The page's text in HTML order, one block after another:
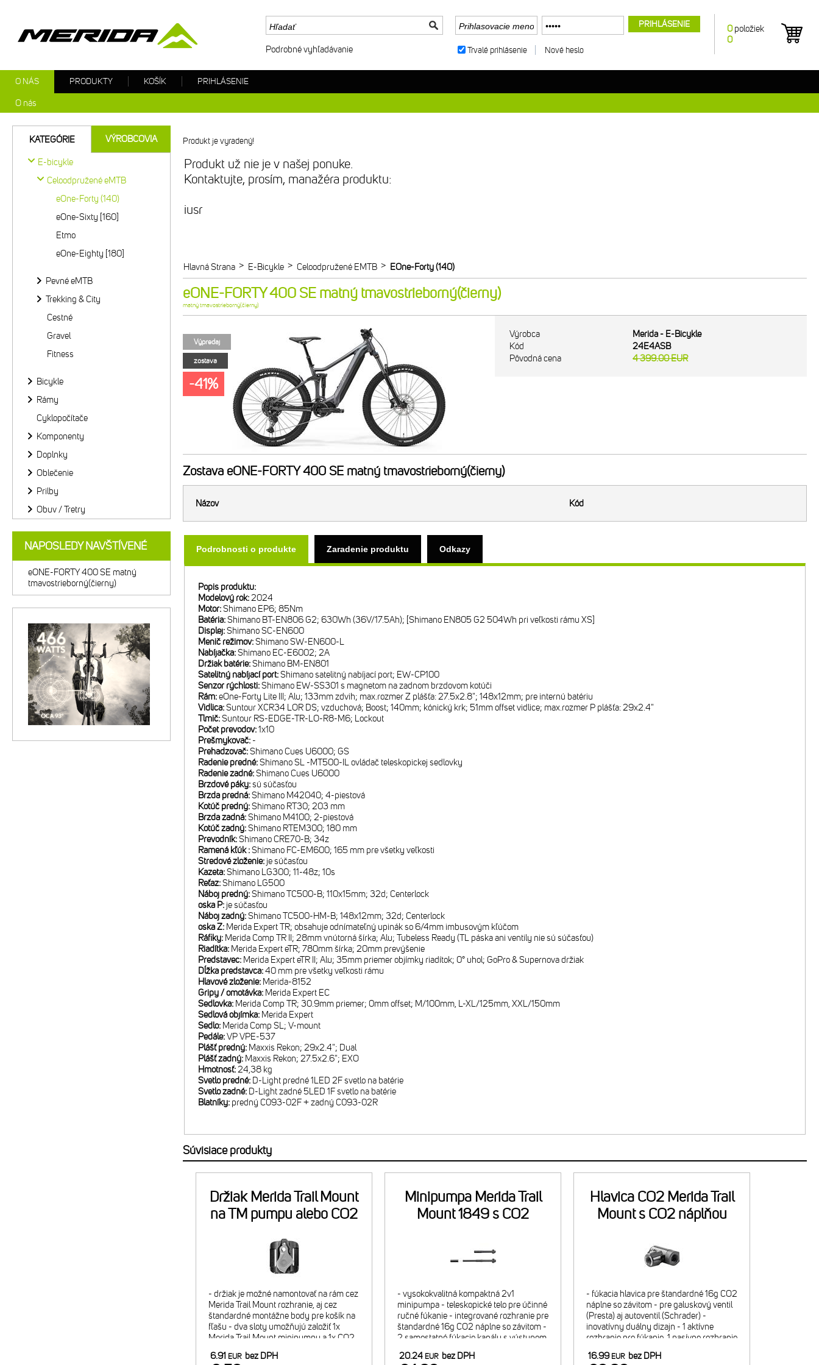
Produkt je vyradený!
Produkt už nie je v našej ponuke.
Kontaktujte, prosím, manažéra produktu:
iusr
Hlavná Strana > E-Bicykle > Celoodpružené EMTB > EOne-Forty (140)
eONE-FORTY 400 SE matný tmavostrieborný(čierny)
matný tmavostrieborný(čierny)
Výpredaj
zostava
-41%
Výrobca
Merida - E-Bicykle
Kód
24E4ASB
Pôvodná cena
4 399.00EUR
Zostava eONE-FORTY 400 SE matný tmavostrieborný(čierny)
Názov Kód
Podrobnosti o produkte Zaradenie produktu Odkazy
Popis produktu:
Modelový rok:2024
Motor:Shimano EP6; 85Nm
Batéria:Shimano BT-EN806 G2; 630Wh (36V/17.5Ah); [Shimano EN805 G2 504Wh pri veľkosti rámu XS]
Displej:Shimano SC-EN600
Menič režimov:Shimano SW-EN600-L
Nabíjačka:Shimano EC-E6002; 2A
Držiak batérie:Shimano BM-EN801
Satelitný nabíjací port:Shimano satelitný nabíjací port; EW-CP100
Senzor rýchlosti:Shimano EW-SS301 s magnetom na zadnom brzdovom kotúči
Rám:eOne-Forty Lite III; Alu; 133mm zdvih; max.rozmer Z plášťa: 27.5x2.8"; 148x12mm; pre internú batériu
Vidlica:Suntour XCR34 LOR DS; vzduchová; Boost; 140mm; kónický krk; 51mm offset vidlice; max.rozmer P plášťa: 29x2.4"
Tlmič:Suntour RS-EDGE-TR-LO-R8-M6; Lockout
Počet prevodov:1x10
Prešmykovač: -
Prehadzovač:Shimano Cues U6000; GS
Radenie predné:Shimano SL -MT500-IL ovládač teleskopickej sedlovky
Radenie zadné:Shimano Cues U6000
Brzdové páky:sú súčasťou
Brzda predná:Shimano M42040; 4-piestová
Kotúč predný:Shimano RT30; 203 mm
Brzda zadná:Shimano M4100; 2-piestová
Kotúč zadný:Shimano RTEM300; 180 mm
Prevodník:Shimano CRE70-B; 34z
Ramená kľúk :Shimano FC-EM600; 165 mm pre všetky veľkosti
Stredové zloženie: je súčasťou
Kazeta:Shimano LG300; 11-48z; 10s
Reťaz:Shimano LG500
Náboj predný:Shimano TC500-B; 110x15mm; 32d; Centerlock
oska P: je súčasťou
Náboj zadný:Shimano TC500-HM-B; 148x12mm; 32d; Centerlock
oska Z: Merida Expert TR; obsahuje odnímateľný upinák so 6/4mm imbusovým kľúčom
Ráfiky: Merida Comp TR II; 28mm vnútorná šírka; Alu; Tubeless Ready (TL páska ani ventily nie sú súčasťou)
Riadítka: Merida Expert eTR; 780mm šírka; 20mm prevýšenie
Predstavec: Merida Expert eTR II; Alu; 35mm priemer objímky riadítok; 0° uhol; GoPro & Supernova držiak
Dĺžka predstavca:40 mm pre všetky veľkosti rámu
Hlavové zloženie: Merida-8152
Gripy / omotávka: Merida Expert EC
Sedlovka: Merida Comp TR; 30.9mm priemer; 0mm offset; M/100mm, L-XL/125mm, XXL/150mm
Sedlová objímka: Merida Expert
Sedlo: Merida Comp SL; V-mount
Pedále:VP VPE-537
Plášť predný: Maxxis Rekon; 29x2.4"; Dual
Plášť zadný: Maxxis Rekon; 27.5x2.6"; EXO
Hmotnosť:24,38 kg
Svetlo predné: D-Light predné 1LED 2F svetlo na batérie
Svetlo zadné: D-Light zadné 5LED 1F svetlo na batérie
Blatníky: predný C093-02F + zadný C093-02R
Súvisiace produkty
Držiak Merida Trail Mount
na TM pumpu alebo CO2
- držiak je možné namontovať na rám cez
Merida Trail Mount rozhranie, aj cez
štandardné montážne body pre košík na
fľašu - dva sloty umožňujú založiť 1x
Merida Trail Mount minipumpu a 1x CO2
minipumpy) - pomocou priloženej
6.91 EUR bez DPH
Minipumpa Merida Trail
Mount 1849 s CO2
- vysokokvalitná kompaktná 2v1
minipumpa - teleskopické telo pre účinné
ručné fúkanie - integrované rozhranie pre
štandardné 16g CO2 náplne so závitom -
2 samostatné fúkacie kanály s výstupom
pumpu - vhodná LE
20.24 EUR bez DPH
Hlavica CO2 Merida Trail
Mount s CO2 náplňou
- fúkacia hlavica pre štandardné 16g CO2
náplne so závitom - pre galuskový ventil
(Presta) aj autoventil (Schrader) -
inovatívny duálny dizajn - 1 aktívne
rozhranie pre fúkanie, 1 pasívne rozhranie
- regulácia f
16.99EUR bez DPH
KATEGÓRIE VÝROBCOVIA
E-bicykle
Celoodpružené eMTB
eOne-Forty (140)
eOne-Sixty [160]
Etmo
eOne-Eighty [180]
Pevné eMTB
Trekking & City
Cestné
Gravel
Fitness
Bicykle
Rámy
Cyklopočítače
Komponenty
Doplnky
Oblečenie
Prilby
Obuv / Tretry
NAPOSLEDY NAVŠTÍVENÉ
eONE-FORTY 400 SE matný
tmavostrieborný(čierny)
Podrobné vyhľadávanie
O NÁS
O nás
PRODUKTY KOŠÍK PRIHLÁSENIE
0 položiek
0
PRIHLÁSENIE
Trvalé prihlásenie Nové heslo